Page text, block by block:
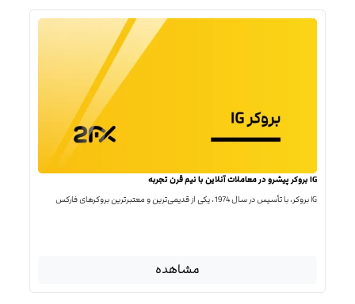
IG بروکر پیشرو در معاملات آنلاین با نیم قرن تجربه
IG بروکر، با تأسیس در سال 1974، یکی از قدیمی‌ترین و معتبرترین بروکرهای فارکس
مشاهده